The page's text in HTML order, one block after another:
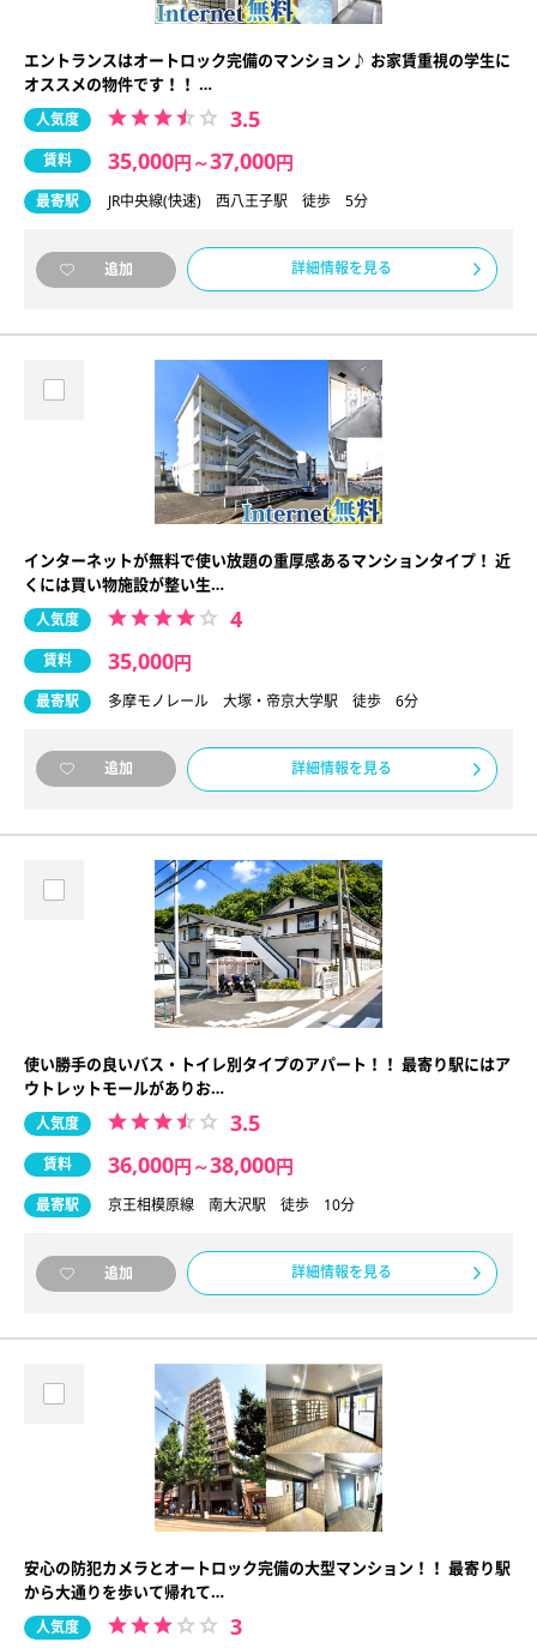
エントランスはオートロック完備のマンション♪ お家賃重視の学生に
オススメの物件です！！ …
人気度 3.5
賃料 35,000円 ～37,000円
最寄駅 JR中央線(快速) 西八王子駅 徒歩 5分
追加 詳細情報を見る
インターネットが無料で使い放題の重厚感あるマンションタイプ！ 近
くには買い物施設が整い生…
人気度 4
賃料 35,000円
最寄駅 多摩モノレール 大塚・帝京大学駅 徒歩 6分
追加 詳細情報を見る
使い勝手の良いバス・トイレ別タイプのアパート！！ 最寄り駅にはア
ウトレットモールがありお…
人気度 3.5
賃料 36,000円 ～38,000円
最寄駅 京王相模原線 南大沢駅 徒歩 10分
追加 詳細情報を見る
安心の防犯カメラとオートロック完備の大型マンション！！ 最寄り駅
から大通りを歩いて帰れて…
人気度 3